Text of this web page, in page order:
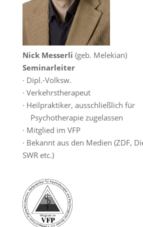
Nick Messerli (geb. Melekian)
Seminarleiter
· Dipl.-Volksw.
· Verkehrstherapeut
· Heilpraktiker, ausschließlich für
Psychotherapie zugelassen
· Mitglied im VFP
· Bekannt aus den Medien (ZDF,
SWR etc.)